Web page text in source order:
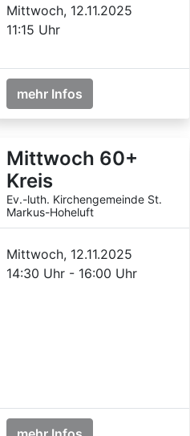
Mittwoch, 12.11.2025
11:15 Uhr
mehr Infos
Mittwoch 60+
Kreis
Ev.-luth. Kirchengemeinde St.
Markus-Hoheluft
Mittwoch, 12.11.2025
14:30 Uhr - 16:00 Uhr